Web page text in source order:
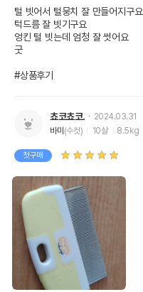
털 빗어서 털뭉치 잘 만들어지구요
턱드름 잘 빗기구요
엉킨 털 빗는데 엄청 잘 썻어요
굿
#상품후기
쵸코쵸코.
2024.03.31
바미 (수컷) 10살 8.5kg
첫구매